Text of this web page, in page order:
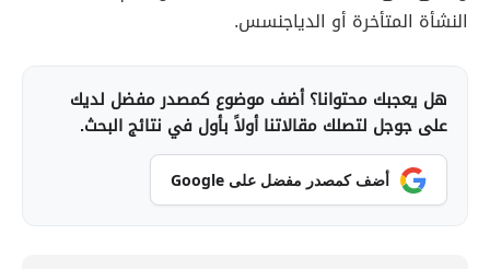
النشأة المتأخرة أو الدياجنسس.
هل يعجبك محتوانا؟ أضف موضوع كمصدر مفضل لديك
على جوجل لتصلك مقالاتنا أولاً بأول في نتائج البحث.
أضف كمصدر مفضل على Google